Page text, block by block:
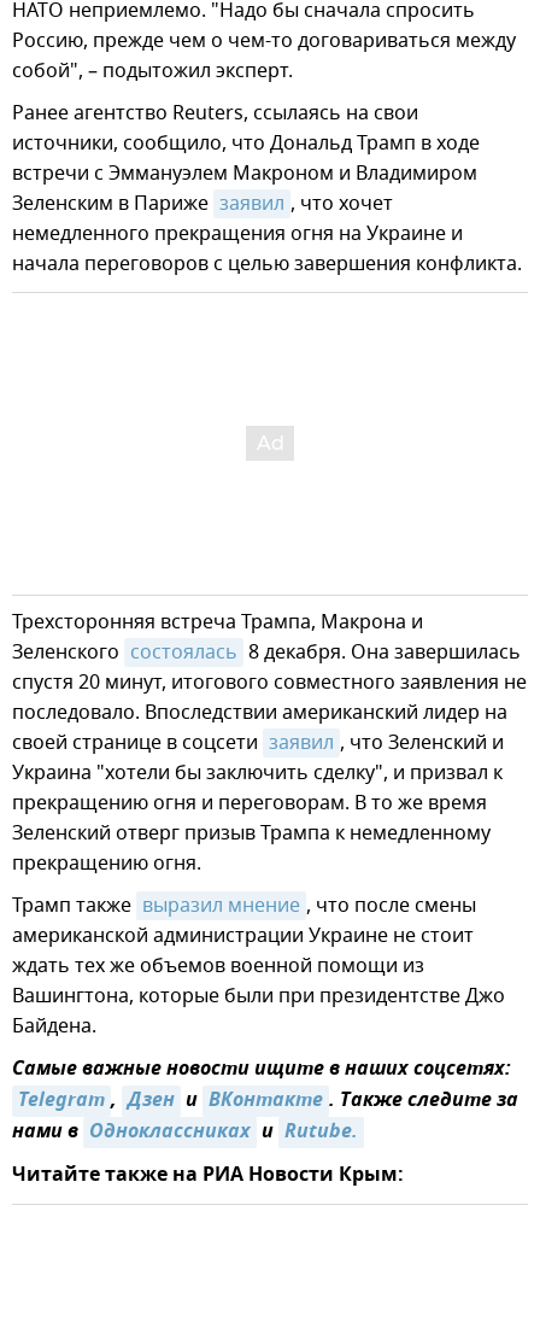
НАТО неприемлемо. "Надо бы сначала спросить
Россию, прежде чем о чем-то договариваться между
собой", – подытожил эксперт.
Ранее агентство Reuters, ссылаясь на свои
источники, сообщило, что Дональд Трамп в ходе
встречи с Эммануэлем Макроном и Владимиром
Зеленским в Париже заявил , что хочет
немедленного прекращения огня на Украине и
начала переговоров с целью завершения конфликта.
Трехсторонняя встреча Трампа, Макрона и
Зеленского состоялась 8 декабря. Она завершилась
спустя 20 минут, итогового совместного заявления не
последовало. Впоследствии американский лидер на
своей странице в соцсети заявил , что Зеленский и
Украина "хотели бы заключить сделку", и призвал к
прекращению огня и переговорам. В то же время
Зеленский отверг призыв Трампа к немедленному
прекращению огня.
Трамп также выразил мнение , что после смены
американской администрации Украине не стоит
ждать тех же объемов военной помощи из
Вашингтона, которые были при президентстве Джо
Байдена.
Самые важные новости ищите в наших соцсетях:
Telegram, Дзен и ВКонтакте. Также следите за
нами в Одноклассниках и Rutube.
Читайте также на РИА Новости Крым: